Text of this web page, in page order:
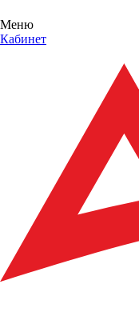
Меню
Кабинет